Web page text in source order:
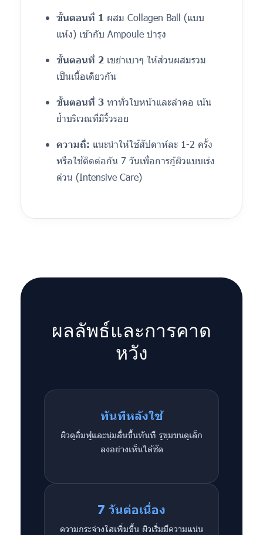
ขั้นตอนที่ 1 ผสม Collagen Ball (แบบ
แห้ง) เข้ากับ Ampoule บำรุง
ขั้นตอนที่ 2 เขย่าเบาๆ ให้ส่วนผสมรวม
เป็นเนื้อเดียวกัน
ขั้นตอนที่ 3 ทาทั่วใบหน้าและลำคอ เน้น
ย้ำบริเวณที่มีริ้วรอย
ความถี่: แนะนำให้ใช้สัปดาห์ละ 1-2 ครั้ง
หรือใช้ติดต่อกัน 7 วันเพื่อการกู้ผิวแบบเร่ง
ด่วน (Intensive Care)
ผลลัพธ์และการคาด
หวัง
ทันทีหลังใช้
ผิวดูอิ่มฟูและนุ่มลื่นขึ้นทันที รูขุมขนดูเล็ก
ลงอย่างเห็นได้ชัด
7 วันต่อเนื่อง
ความกระจ่างใสเพิ่มขึ้น ผิวเริ่มมีความแน่น